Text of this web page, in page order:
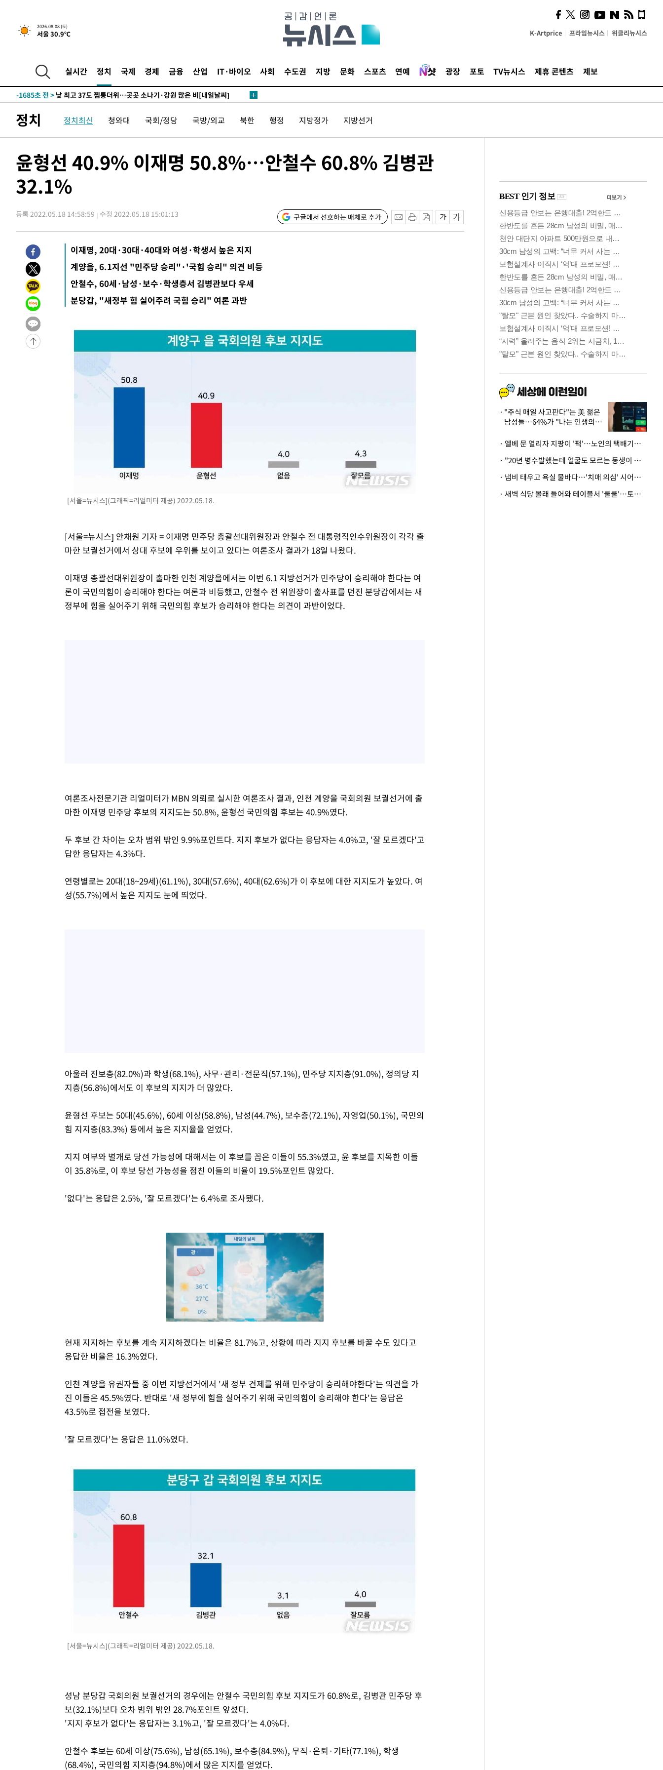
2026.08.08 (토)
서울 30.9℃ K-Artprice 프라임뉴시스 위클리뉴시스
실시간 정치 국제 경제 금융 산업 IT·바이오 사회 수도권 지방 문화 스포츠 연예 광장 포토 TV뉴시스 제휴 콘텐츠 제보
↓-13134초 전 >[속보]이 대통령 "부동산 공급 기존 사고방식 매달리지 말고 과감히
실천"
-12219초 전 >이란, "오만과 '중앙 단일 루트' 합의…북쪽 인바운드·남쪽 아웃바
-3751초 전 >
[속보]이 대통령, '호우피해' 안동·의성 관할 4개 면 특별재난지역 선
-3714초 전 >
갈 수도
-1685초 전 > 낮 최고 37도 찜통더위…곳곳 소나기·강원 많은 비[내일날씨]
52분 전 >
여자배구 이재영·이다영 자매, 아제르바이잔 투란VC 입단
1시간 전 >외국인 심판 성 접대 7경기 들여다보니…한국 축구 '5승 2무'
1시간 전 >[속보]코스피, 6200선 약보합…0.60% 내린 6258.77에 마쳐
1시간 전 > [속보]원·달러 환율, 7.7원 내린 1416.1원 마감
1시간 전 >[속보] 노원서 40.1도 관측…서울, 2018년 이후 첫 40도
2시간 전 >외신들도 주목한 韓축구 파문…"국민적 공분에 수사 재개"
2시간 전 >11시간 압수수색에 성접대 파문까지…'쑥대밭' 된 축구협회
2시간 전 >
[속보]규제합리화위원회 부위원장에 김태유 서울대 공대 교수…이병태
후임
-20704초 전 >
이강인, 폭염 속 AT마드리드 첫 훈련…80명 식사 대접까지(종합)
-17843초 전 >
미 사업체 일자리, 7월에 2.3만개 순감하고 그 전 2개월 10.3만개
하향수정 (2보)
-17291초 전 >
[속보] 미 사업체, 일자리 7월에 2.3만 개 줄어…실업률은 4.1%로
-13154초 전 >
[속보]이 대통령 "부동산 공급 기존 사고방식 매달리지 말고 과감히
실천"
-12239초 전 >
운드는 임시"
-3807초 전 >
"낮 기온 소폭 하락"…수도권 폭염중대경보, 폭염경보로 하향
-3771초 전 >
[속보]이 대통령, '호우피해' 안동·의성 관할 4개 면 특별재난지역 선
[단독]중수청 지원 검사들, 정원 초과 시 낮은 계급 임용…희망지 못
낮 최고 37도 찜통더위…곳곳 소나기·강원 많은 비[내일날씨]
SK하이닉스, 용인·청주 팹에 54조 투자…"AI 메모리 수요 선제 대응"
여자배구 이재영·이다영 자매, 아제르바이잔 투란VC 입단
[속보] 노원서 40.1도 관측…서울, 2018년 이후 첫 40도
[속보]종합특검, '계엄 수용공간 확보' 신용해 前교정본부장 기소
외신들도 주목한 韓축구 파문…"국민적 공분에 수사 재개"
정치 정치최신 청와대 국회/정당 국방/외교 북한 행정 지방정가 지방선거
윤형선 40.9% 이재명 50.8%…안철수 60.8% 김병관
32.1%
등록 2022.05.18 14:58:59 수정 2022.05.18 15:01:13 구글에서 선호하는 매체로 추가
이재명, 20대·30대·40대와 여성·학생서 높은 지지
계양을, 6.1지선 "민주당 승리"·'국힘 승리" 의견 비등
안철수, 60세·남성·보수·학생층서 김병관보다 우세
분당갑, "새정부 힘 실어주려 국힘 승리" 여론 과반
[서울=뉴시스](그래픽=리얼미터 제공) 2022.05.18.
[서울=뉴시스] 안채원 기자 = 이재명 민주당 총괄선대위원장과 안철수 전 대통령직인수위원장이 각각 출
마한 보궐선거에서 상대 후보에 우위를 보이고 있다는 여론조사 결과가 18일 나왔다.
이재명 총괄선대위원장이 출마한 인천 계양을에서는 이번 6.1 지방선거가 민주당이 승리해야 한다는 여
론이 국민의힘이 승리해야 한다는 여론과 비등했고, 안철수 전 위원장이 출사표를 던진 분당갑에서는 새
정부에 힘을 실어주기 위해 국민의힘 후보가 승리해야 한다는 의견이 과반이었다.
여론조사전문기관 리얼미터가 MBN 의뢰로 실시한 여론조사 결과, 인천 계양을 국회의원 보궐선거에 출
마한 이재명 민주당 후보의 지지도는 50.8%, 윤형선 국민의힘 후보는 40.9%였다.
두 후보 간 차이는 오차 범위 밖인 9.9%포인트다. 지지 후보가 없다는 응답자는 4.0%고, '잘 모르겠다'고
답한 응답자는 4.3%다.
연령별로는 20대(18~29세)(61.1%), 30대(57.6%), 40대(62.6%)가 이 후보에 대한 지지도가 높았다. 여
성(55.7%)에서 높은 지지도 눈에 띄었다.
아울러 진보층(82.0%)과 학생(68.1%), 사무·관리·전문직(57.1%), 민주당 지지층(91.0%), 정의당 지
지층(56.8%)에서도 이 후보의 지지가 더 많았다.
윤형선 후보는 50대(45.6%), 60세 이상(58.8%), 남성(44.7%), 보수층(72.1%), 자영업(50.1%), 국민의
힘 지지층(83.3%) 등에서 높은 지지율을 얻었다.
지지 여부와 별개로 당선 가능성에 대해서는 이 후보를 꼽은 이들이 55.3%였고, 윤 후보를 지목한 이들
이 35.8%로, 이 후보 당선 가능성을 점친 이들의 비율이 19.5%포인트 많았다.
'없다'는 응답은 2.5%, '잘 모르겠다'는 6.4%로 조사됐다.
현재 지지하는 후보를 계속 지지하겠다는 비율은 81.7%고, 상황에 따라 지지 후보를 바꿀 수도 있다고
응답한 비율은 16.3%였다.
인천 계양을 유권자들 중 이번 지방선거에서 '새 정부 견제를 위해 민주당이 승리해야한다'는 의견을 가
진 이들은 45.5%였다. 반대로 '새 정부에 힘을 실어주기 위해 국민의힘이 승리해야 한다'는 응답은
43.5%로 접전을 보였다.
'잘 모르겠다'는 응답은 11.0%였다.
[서울=뉴시스](그래픽=리얼미터 제공) 2022.05.18.
성남 분당갑 국회의원 보궐선거의 경우에는 안철수 국민의힘 후보 지지도가 60.8%로, 김병관 민주당 후
보(32.1%)보다 오차 범위 밖인 28.7%포인트 앞섰다.
'지지 후보가 없다'는 응답자는 3.1%고, '잘 모르겠다'는 4.0%다.
안철수 후보는 60세 이상(75.6%), 남성(65.1%), 보수층(84.9%), 무직·은퇴·기타(77.1%), 학생
(68.4%), 국민의힘 지지층(94.8%)에서 많은 지지를 얻었다.
시, 스마트폰 액세서리에
NFC 더했다
"주식 매일 사고판다"는 美 젊은
남성들…64%가 "나는 인생의
· 엘베 문 열리자 지팡이 '퍽'…노인의 택배기사 폭행 이유
· "20년 병수발했는데 얼굴도 모르는 동생이 유산 절반을"…배다른 형제 상속권 있을까
· 냄비 태우고 욕실 물바다…'치매 의심' 시어머니 검사 권유했다가 '날벼락'
· 새벽 식당 몰래 들어와 테이블서 '쿨쿨'…토사물 남기고 사라진 남성